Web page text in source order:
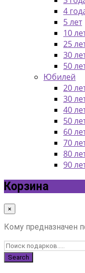
4
5 лет
10
25
30
50
Юбилей
20
30
40
50
60
70
80
90
Корзина
×
Кому предназначен